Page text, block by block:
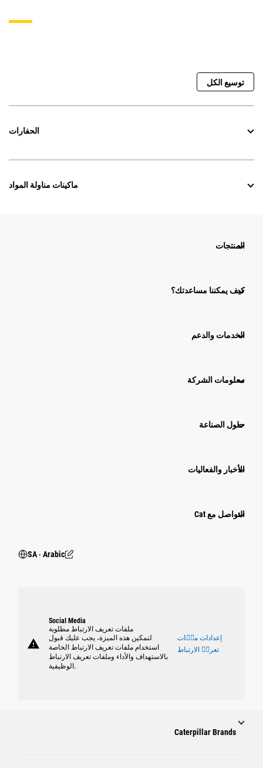
توسيع الكل
الحفارات
ماكينات مناولة المواد
المنتجات
كيف يمكننا مساعدتك؟
الخدمات والدعم
معلومات الشركة
حلول الصناعة
الأخبار والفعاليات
التواصل مع Cat
SA ‧ Arabic
warning
Social Media
ملفات تعريف الارتباط مطلوبة
لتمكين هذه الميزة، يجب عليك قبول
استخدام ملفات تعريف الارتباط الخاصة
بالاستهداف والأداء وملفات تعريف الارتباط
الوظيفية.
إعدادات ملٝات
تعريٝ الارتباط
Caterpillar Brands